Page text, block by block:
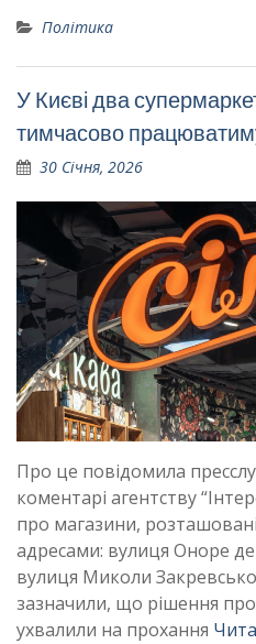
Політика
У Києві два
тимчасово
30 Січня, 2026
Про це повідомила
коментарі агентству
про магазини,
адресами: вулиця Оноре
вулиця Миколи
зазначили, що рішення про
ухвалили на прохання